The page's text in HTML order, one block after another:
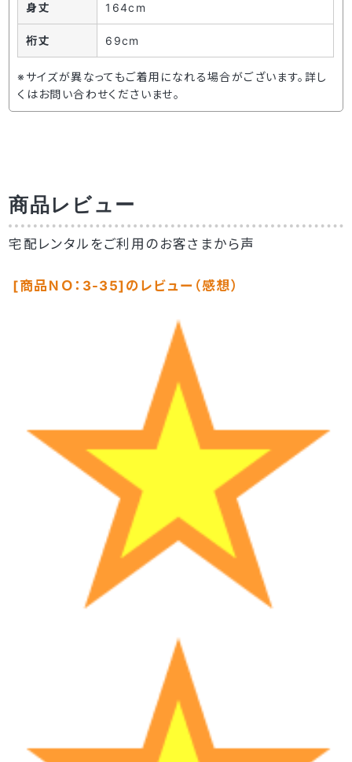
身丈 164cm
裄丈 69cm
※サイズが異なってもご着用になれる場合がございます。詳し
くはお問い合わせくださいませ。
商品レビュー
宅配レンタルをご利用のお客さまから声
[商品ＮＯ：3-35]のレビュー（感想）